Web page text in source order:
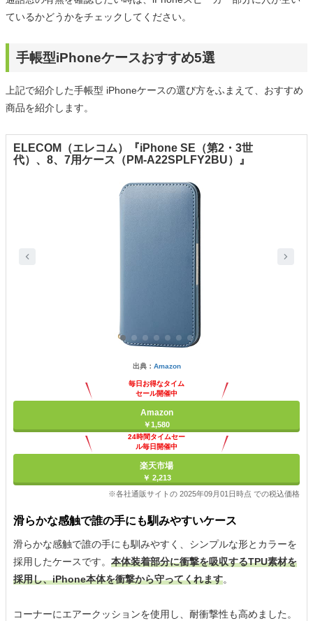
ているかどうかをチェックしてください。
手帳型iPhoneケースおすすめ5選
上記で紹介した手帳型 iPhoneケースの選び方をふまえて、おすすめ
商品を紹介します。
ELECOM（エレコム）『iPhone SE（第2・3世
代）、8、7用ケース（PM-A22SPLFY2BU）』
出典： Amazon
毎日お得なタイム
セール開催中
Amazon
￥1,580
24時間タイムセー
ル毎日開催中
楽天市場
￥ 2,213
※各社通販サイトの 2025年09月01日時点 での税込価格
滑らかな感触で誰の手にも馴みやすいケース
滑らかな感触で誰の手にも馴みやすく、シンプルな形とカラーを
採用したケースです。 本体装着部分に衝撃を吸収するTPU素材を
採用し、iPhone本体を衝撃から守ってくれます。
コーナーにエアークッションを使用し、耐衝撃性も高めました。